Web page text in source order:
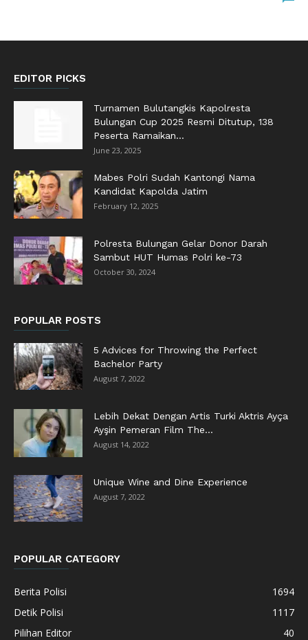
EDITOR PICKS
Turnamen Bulutangkis Kapolresta
Bulungan Cup 2025 Resmi Ditutup, 138
Peserta Ramaikan...
June 23, 2025
Mabes Polri Sudah Kantongi Nama
Kandidat Kapolda Jatim
February 12, 2025
Polresta Bulungan Gelar Donor Darah
Sambut HUT Humas Polri ke-73
October 30, 2024
POPULAR POSTS
5 Advices for Throwing the Perfect
Bachelor Party
August 7, 2022
Lebih Dekat Dengan Artis Turki Aktris Ayça
Ayşin Pemeran Film The...
August 14, 2022
Unique Wine and Dine Experience
August 7, 2022
POPULAR CATEGORY
Berita Polisi
1694
Detik Polisi
1117
Pilihan Editor
40